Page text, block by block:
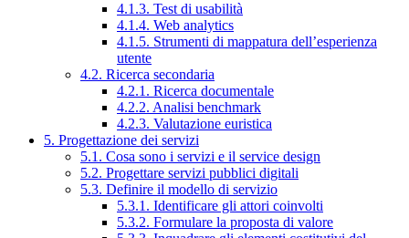
4.1.3. Test di usabilità
4.1.4. Web analytics
4.1.5. Strumenti di mappatura dell’esperienza
utente
4.2. Ricerca secondaria
4.2.1. Ricerca documentale
4.2.2. Analisi benchmark
4.2.3. Valutazione euristica
5. Progettazione dei servizi
5.1. Cosa sono i servizi e il service design
5.2. Progettare servizi pubblici digitali
5.3. Definire il modello di servizio
5.3.1. Identificare gli attori coinvolti
5.3.2. Formulare la proposta di valore